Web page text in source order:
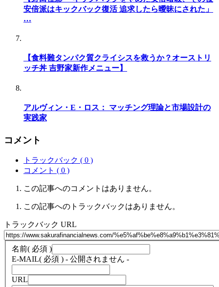
安倍派はキックバック復活 追求したら曖昧にされた」
…
【食料難タンパク質クライシスを救うか？オーストリ
ッチ丼 吉野家新作メニュー】
アルヴィン・E・ロス： マッチング理論と市場設計の
実践家
コメント
トラックバック ( 0 )
コメント ( 0 )
この記事へのコメントはありません。
この記事へのトラックバックはありません。
トラックバック URL
名前( 必須 )
E-MAIL( 必須 ) - 公開されません -
URL